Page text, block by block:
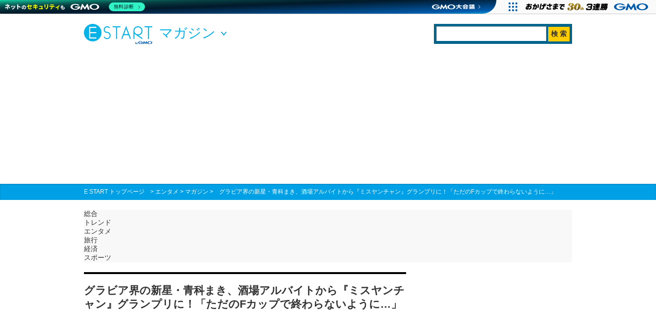
マガジン
E START トップページ > エンタメ > マガジン > グラビア界の新星・青科まき、酒場アルバイトから『ミスヤンチャン』グランプリに！「ただのFカップで終わらないように…」
総合
トレンド
エンタメ
旅行
経済
スポーツ
グラビア界の新星・青科まき、酒場アルバイトから『ミスヤンチ
ャン』グランプリに！「ただのFカップで終わらないように…」
無料診断